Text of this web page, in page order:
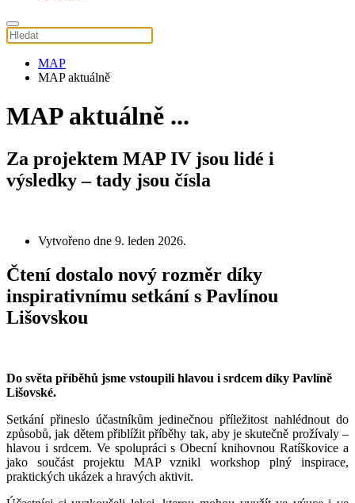
MAP
MAP aktuálně
MAP aktuálně ...
Za projektem MAP IV jsou lidé i
výsledky – tady jsou čísla
Vytvořeno dne 9. leden 2026.
Čtení dostalo nový rozměr díky
inspirativnímu setkání s Pavlínou
Lišovskou
Do světa příběhů jsme vstoupili hlavou i srdcem díky Pavlíně
Lišovské.
Setkání přineslo účastníkům jedinečnou příležitost nahlédnout do
způsobů, jak dětem přiblížit příběhy tak, aby je skutečně prožívaly –
hlavou i srdcem. Ve spolupráci s Obecní knihovnou Ratíškovice a
jako součást projektu MAP vznikl workshop plný inspirace,
praktických ukázek a hravých aktivit.